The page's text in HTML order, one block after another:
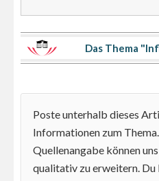
Das Thema
Poste unterhalb dieses
Informationen zum
Quellenangabe können
qualitativ zu erweitern. Du